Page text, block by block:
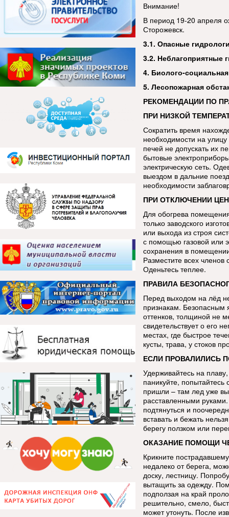
Внимание!
В период 19-20 апреля
Сторожевск.
3.1. Опасные
3.2. Неблагоприятные
4. Биолого-
5. Лесопожарная
РЕКОМЕНДАЦИИ ПО
ПРИ НИЗКОЙ
Сократить время
необходимости на
печей не допускать их
бытовые
электрическую сеть.
выездом в дальние
необходимости
ПРИ ОТКЛЮЧЕНИИ
Для обогрева
только заводского
или выхода из строя
с помощью газовой или
сохранения в
Разместите всех
Оденьтесь теплее.
ПРАВИЛА
Перед выходом на лёд
признакам. Безопасным
оттенков, толщиной не
свидетельствует о его
местах, где быстрое
кусты, трава, у стоков
ЕСЛИ ПРОВАЛИЛИСЬ
Удерживайтесь на
паникуйте,
пришли – там лед уже
расставленными
подтянуться и
вставать и бежать
берегу ползком или
ОКАЗАНИЕ ПОМОЩИ
Крикните
недалеко от берега,
доску, лестницу.
вытащить за одежду.
подползая на край
решительно, смело,
может утонуть. После